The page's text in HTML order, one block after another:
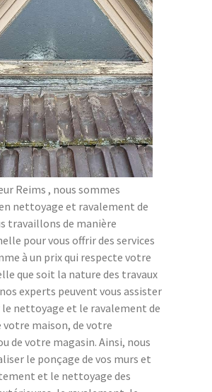
Reims , nous sommes
nettoyage et ravalement de
travaillons de manière
pour vous offrir des services
à un prix qui respecte votre
que soit la nature des travaux
experts peuvent vous assister
nettoyage et le ravalement de
votre maison, de votre
de votre magasin. Ainsi, nous
le ponçage de vos murs et
et le nettoyage des